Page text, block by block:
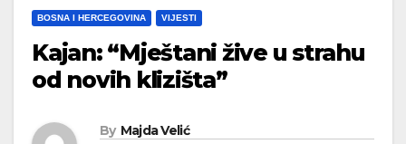
BOSNA I HERCEGOVINA VIJESTI
Kajan: “Mještani žive u strahu
od novih klizišta”
By Majda Velić